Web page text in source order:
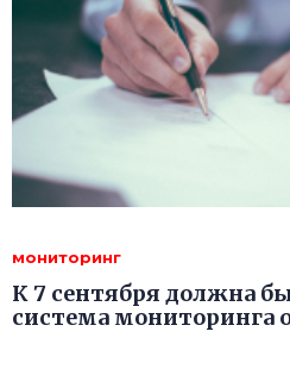
мониторинг
К 7 сентября должна
система мониторинга